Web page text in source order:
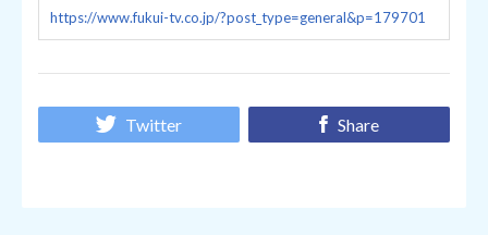
https://www.fukui-tv.co.jp/?post_type=general&p=179701
Twitter Share